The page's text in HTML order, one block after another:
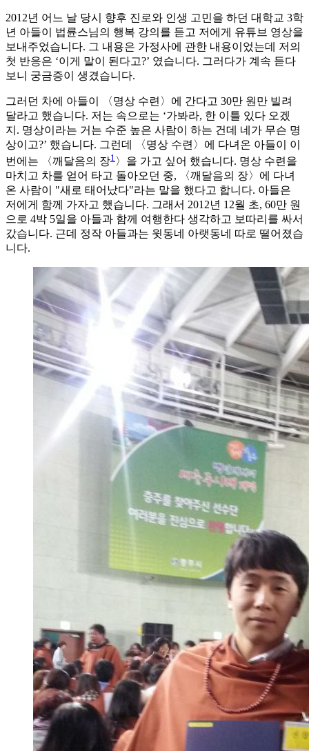
2012년 어느 날 당시 향후 진로와 인생 고민을 하던 대학교 3학
년 아들이 법륜스님의 행복 강의를 듣고 저에게 유튜브 영상을
보내주었습니다. 그 내용은 가정사에 관한 내용이었는데 저의
첫 반응은 ‘이게 말이 된다고?’ 였습니다. 그러다가 계속 듣다
보니 궁금증이 생겼습니다.
그러던 차에 아들이 〈명상 수련〉에 간다고 30만 원만 빌려
달라고 했습니다. 저는 속으로는 ‘가봐라, 한 이틀 있다 오겠
지. 명상이라는 거는 수준 높은 사람이 하는 건데 네가 무슨 명
상이고?’ 했습니다. 그런데 〈명상 수련〉에 다녀온 아들이 이
번에는 〈깨달음의 장1 〉을 가고 싶어 했습니다. 명상 수련을
마치고 차를 얻어 타고 돌아오던 중, 〈깨달음의 장〉에 다녀
온 사람이 "새로 태어났다"라는 말을 했다고 합니다. 아들은
저에게 함께 가자고 했습니다. 그래서 2012년 12월 초, 60만 원
으로 4박 5일을 아들과 함께 여행한다 생각하고 보따리를 싸서
갔습니다. 근데 정작 아들과는 윗동네 아랫동네 따로 떨어졌습
니다.